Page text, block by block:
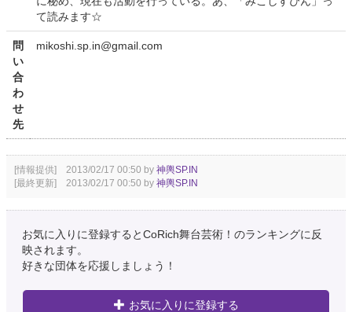
て読みます☆
問
い
合
わ
せ
先
mikoshi.sp.in@gmail.com
[情報提供] 2013/02/17 00:50 by 神輿SP.IN
[最終更新] 2013/02/17 00:50 by 神輿SP.IN
お気に入りに登録するとCoRich舞台芸術！のランキングに反
映されます。
好きな団体を応援しましょう！
お気に入りに登録する